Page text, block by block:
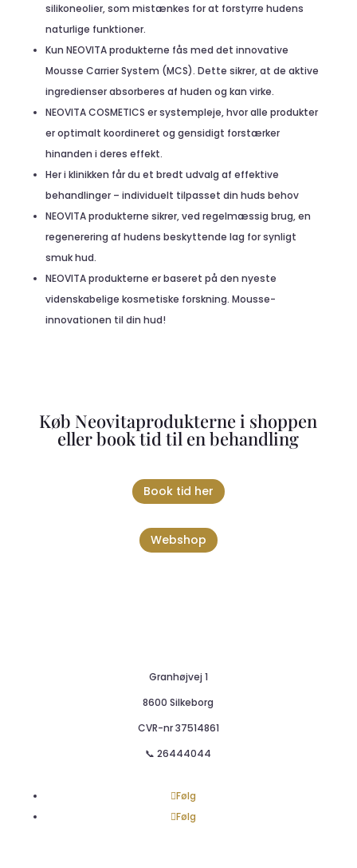
silikoneolier, som mistænkes for at forstyrre hudens
naturlige funktioner.
Kun NEOVITA produkterne fås med det innovative
Mousse Carrier System (MCS). Dette sikrer, at de aktive
ingredienser absorberes af huden og kan virke.
NEOVITA COSMETICS er systempleje, hvor alle produkter
er optimalt koordineret og gensidigt forstærker
hinanden i deres effekt.
Her i klinikken får du et bredt udvalg af effektive
behandlinger – individuelt tilpasset din huds behov
NEOVITA produkterne sikrer, ved regelmæssig brug, en
regenerering af hudens beskyttende lag for synligt
smuk hud.
NEOVITA produkterne er baseret på den nyeste
videnskabelige kosmetiske forskning. Mousse-
innovationen til din hud!
Køb Neovitaprodukterne i shoppen
eller book tid til en behandling
Book tid her
Webshop
Granhøjvej 1
8600 Silkeborg
CVR-nr37514861
📞 26444044
Følg
Følg